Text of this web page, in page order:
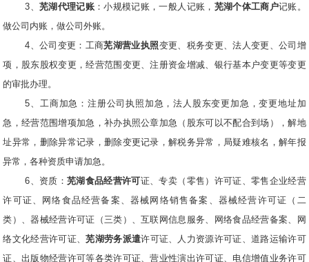
3、芜湖代理记账 ：小规模记账，一般人记账， 芜湖个体工商户记账。
做公司内账，做公司外账。
4、公司变更：工商芜湖营业执照变更、税务变更、法人变更、公司增
项，股东股权变更，经营范围变更、注册资金增减、银行基本户变更等变更
的审批办理。
5、工商加急：注册公司执照加急，法人股东变更加急，变更地址加
急，经营范围增项加急，补办执照公章加急（股东可以不配合到场），解地
址异常，删除异常记录，删除变更记录，解税务异常，局疑难核名，解年报
异常，各种资质申请加急。
6、资质：芜湖食品经营许可证、专卖（零售）许可证、零售企业经营
许可证、网络食品经营备案、器械网络销售备案、器械经营许可证（二
类）、器械经营许可证（三类）、互联网信息服务、网络食品经营备案、网
络文化经营许可证、芜湖劳务派遣许可证、人力资源许可证、道路运输许可
证、出版物经营许可等各类许可证、营业性演出许可证、电信增值业务许可